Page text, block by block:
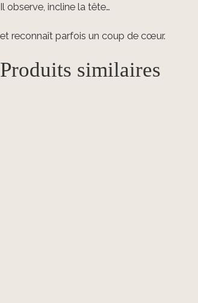
Il observe, incline la tête…
et reconnaît parfois un coup de cœur.
Produits similaires